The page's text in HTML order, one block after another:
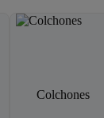
Colchones